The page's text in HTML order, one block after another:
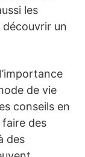
les
un
de vie
conseils en
des
des